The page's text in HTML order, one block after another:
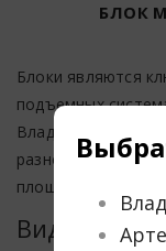
БЛОК
Блоки являются
подъемных
Владивостоке,
разнообразные
площадкой, для
Виды